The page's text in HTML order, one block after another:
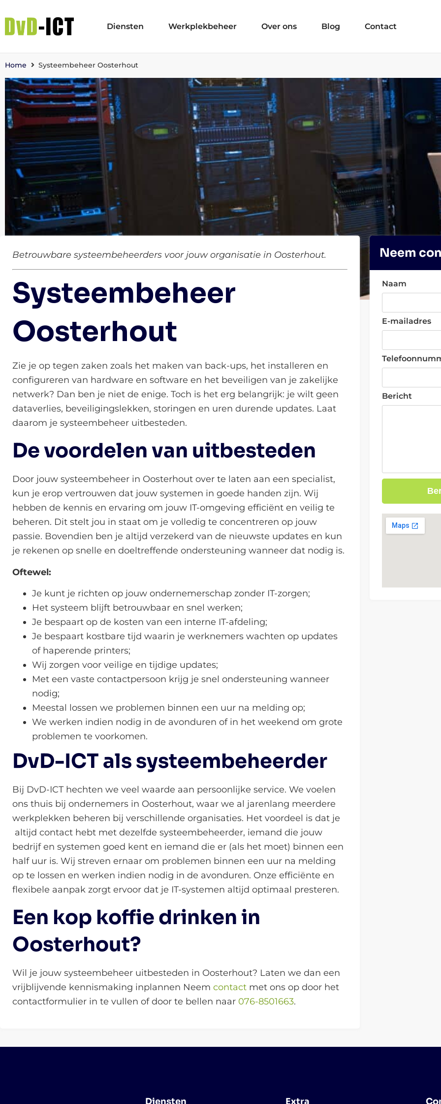
Diensten Werkplekbeheer Over ons Blog Contact
Home Systeembeheer Oosterhout
Betrouwbare systeembeheerders voor jouw organisatie in Oosterhout.
Systeembeheer
Oosterhout
Zie je op tegen zaken zoals het maken van back-ups, het installeren en
configureren van hardware en software en het beveiligen van je zakelijke
netwerk? Dan ben je niet de enige. Toch is het erg belangrijk: je wilt geen
dataverlies, beveiligingslekken, storingen en uren durende updates. Laat
daarom je systeembeheer uitbesteden.
De voordelen van uitbesteden
Door jouw systeembeheer in Oosterhout over te laten aan een specialist,
kun je erop vertrouwen dat jouw systemen in goede handen zijn. Wij
hebben de kennis en ervaring om jouw IT-omgeving efficiënt en veilig te
beheren. Dit stelt jou in staat om je volledig te concentreren op jouw
passie. Bovendien ben je altijd verzekerd van de nieuwste updates en kun
je rekenen op snelle en doeltreffende ondersteuning wanneer dat nodig is.
Oftewel:
Je kunt je richten op jouw ondernemerschap zonder IT-zorgen;
Het systeem blijft betrouwbaar en snel werken;
Je bespaart op de kosten van een interne IT-afdeling;
Je bespaart kostbare tijd waarin je werknemers wachten op updates
of haperende printers;
Wij zorgen voor veilige en tijdige updates;
Met een vaste contactpersoon krijg je snel ondersteuning wanneer
nodig;
Meestal lossen we problemen binnen een uur na melding op;
We werken indien nodig in de avonduren of in het weekend om grote
problemen te voorkomen.
DvD-ICT als systeembeheerder
Bij DvD-ICT hechten we veel waarde aan persoonlijke service. We voelen
ons thuis bij ondernemers in Oosterhout, waar we al jarenlang meerdere
werkplekken beheren bij verschillende organisaties. Het voordeel is dat je
altijd contact hebt met dezelfde systeembeheerder, iemand die jouw
bedrijf en systemen goed kent en iemand die er (als het moet) binnen een
half uur is. Wij streven ernaar om problemen binnen een uur na melding
op te lossen en werken indien nodig in de avonduren. Onze efficiënte en
flexibele aanpak zorgt ervoor dat je IT-systemen altijd optimaal presteren.
Een kop koffie drinken in
Oosterhout?
Wil je jouw systeembeheer uitbesteden in Oosterhout? Laten we dan een
vrijblijvende kennismaking inplannen Neem contact met ons op door het
contactformulier in te vullen of door te bellen naar 076-8501663.
Neem
Naam
E-mailadres
Bericht
Diensten Extra